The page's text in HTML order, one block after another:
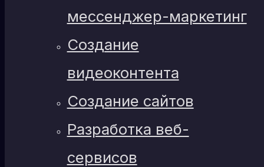
мессенджер-маркетинг
Создание
видеоконтента
Создание сайтов
Разработка веб-
сервисов